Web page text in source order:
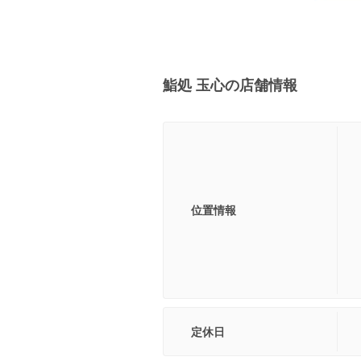
鮨処 玉心の店舗情報
位置情報
定休日